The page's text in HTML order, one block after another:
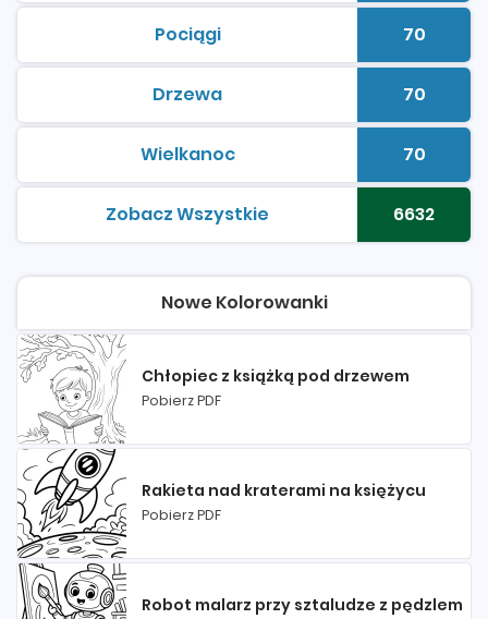
Pociągi
kolorowanki do druku Liczba
70
Drzewakolorowanki do druku Liczba
70
Wielkanockolorowanki do druku Liczba
70
Zobacz Wszystkiekolorowanki do druku Liczba
6632
Nowe Kolorowanki
Chłopiec z książką pod drzewem
Pobierz PDF
Rakieta nad kraterami na księżycu
Pobierz PDF
Robot malarz przy sztaludze z pędzlem